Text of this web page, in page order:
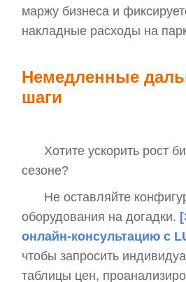
маржу бизнеса и
накладные расходы на
Немедленные
шаги
Хотите ускорить рост
сезоне?
Не оставляйте
оборудования на догадки.
онлайн-консультацию с
чтобы запросить
таблицы цен,